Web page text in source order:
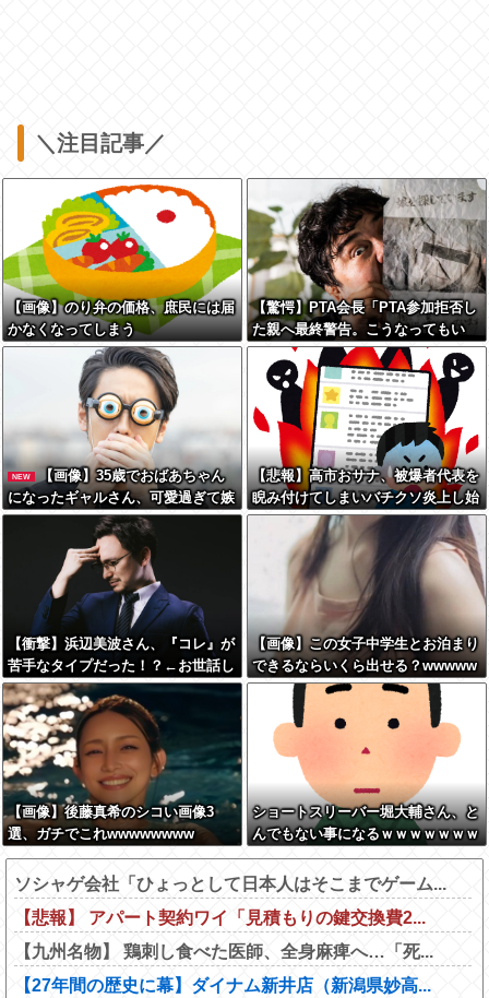
＼注目記事／
【画像】のり弁の価格、庶民には届
かなくなってしまう
【驚愕】PTA会長「PTA参加拒否し
た親へ最終警告。こうなってもい
い？」←コレはどっちが悪いのか？
大論争が巻き起こってしまう…
NEW
【画像】35歳でおばあちゃん
になったギャルさん、可愛過ぎて嫉
妬不可避w w w w w w w w w w w
【悲報】高市おサナ、被爆者代表を
睨み付けてしまいバチクソ炎上し始
めるｗｗｗｗｗｗｗｗｗ
【衝撃】浜辺美波さん、『コレ』が
苦手なタイプだった！？←お世話し
てあげたい弱男が大量沸きしてしま
うw w w w w w w w w
【画像】この女子中学生とお泊まり
できるならいくら出せる？wwwww
【画像】後藤真希のシコい画像3
選、ガチでこれwwwwwwww
ショートスリーバー堀大輔さん、と
んでもない事になるｗｗｗｗｗｗｗ
ｗ
ソシャゲ会社「ひょっとして日本人はそこまでゲーム...
【悲報】 アパート契約ワイ「見積もりの鍵交換費2...
【九州名物】 鶏刺し食べた医師、全身麻痺へ…「死...
【27年間の歴史に幕】ダイナム新井店（新潟県妙高...